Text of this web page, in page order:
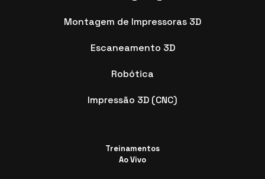
Montagem de Impressoras 3D
Escaneamento 3D
Robótica
Impressão 3D (CNC)
Treinamentos
Ao Vivo